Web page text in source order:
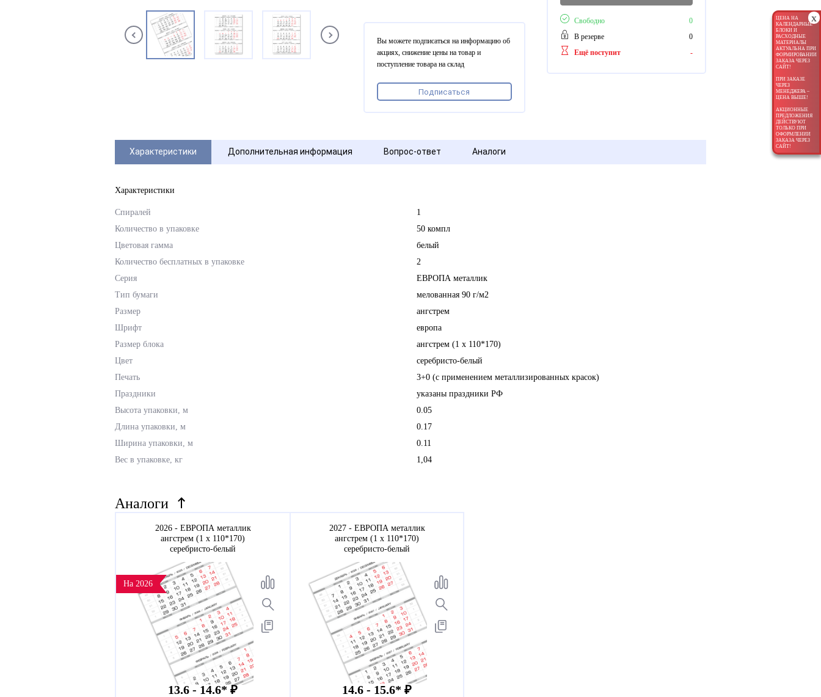
x
ЦЕНА НА
КАЛЕНДАРНЫЕ
БЛОКИ И
РАСХОДНЫЕ
МАТЕРИАЛЫ
АКТУАЛЬНА ПРИ
ФОРМИРОВАНИИ
ЗАКАЗА ЧЕРЕЗ
САЙТ!
ПРИ ЗАКАЗЕ
ЧЕРЕЗ
МЕНЕДЖЕРА –
ЦЕНА ВЫШЕ!
АКЦИОННЫЕ
ПРЕДЛОЖЕНИЯ
ДЕЙСТВУЮТ
ТОЛЬКО ПРИ
ОФОРМЛЕНИИ
ЗАКАЗА ЧЕРЕЗ
САЙТ!
Свободно
0
В резерве
0
Ещё поступит
-
Вы можете подписаться на информацию об
акциях, снижение цены на товар и
поступление товара на склад
Подписаться
Характеристики Дополнительная информация Вопрос-ответ Аналоги
Характеристики
Спиралей
1
Количество в упаковке
50 компл
Цветовая гамма
белый
Количество бесплатных в упаковке
2
Серия
ЕВРОПА металлик
Тип бумаги
мелованная 90 г/м2
Размер
ангстрем
Шрифт
европа
Размер блока
ангстрем (1 х 110*170)
Цвет
серебристо-белый
Печать
3+0 (с применением металлизированных красок)
Праздники
указаны праздники РФ
Высота упаковки, м
0.05
Длина упаковки, м
0.17
Ширина упаковки, м
0.11
Вес в упаковке, кг
1,04
Аналоги
На 2026
2026 - ЕВРОПА металлик
ангстрем (1 х 110*170)
серебристо-белый
13.6 - 14.6* ₽
2027 - ЕВРОПА металлик
ангстрем (1 х 110*170)
серебристо-белый
14.6 - 15.6* ₽